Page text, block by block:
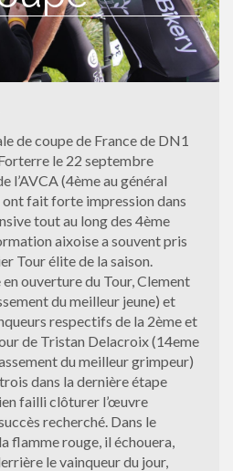
de coupe de France de DN1
le 22 septembre
l’AVCA (4ème au général
fait forte impression dans
tout au long des 4ème
aixoise a souvent pris
Tour élite de la saison.
ouverture du Tour, Clement
du meilleur jeune) et
respectifs de la 2ème et
de Tristan Delacroix (14eme
du meilleur grimpeur)
dans la dernière étape
failli clôturer l’œuvre
recherché. Dans le
flamme rouge, il échouera,
le vainqueur du jour,